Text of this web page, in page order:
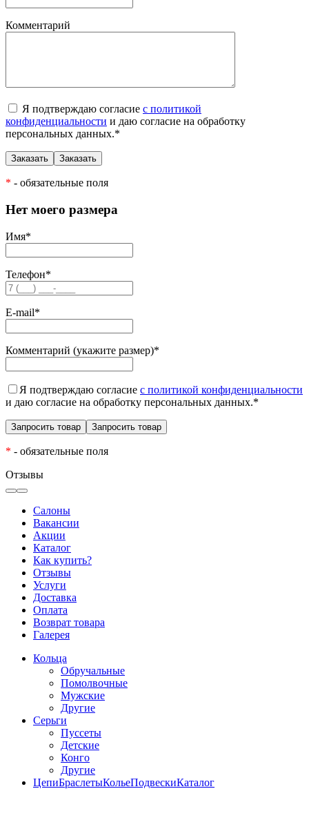
Комментарий
Я подтверждаю согласие с политикой
конфиденциальности и даю согласие на обработку
персональных данных.*
* - обязательные поля
Нет моего размера
Имя*
Телефон*
E-mail*
Комментарий (укажите размер)*
Я подтверждаю согласие с политикой конфиденциальности
и даю согласие на обработку персональных данных.*
* - обязательные поля
Отзывы
Салоны
Вакансии
Акции
Каталог
Как купить?
Отзывы
Услуги
Доставка
Оплата
Возврат товара
Галерея
Кольца
Обручальные
Помолвочные
Мужские
Другие
Серьги
Пуссеты
Детские
Конго
Другие
ЦепиБраслетыКольеПодвескиКаталог